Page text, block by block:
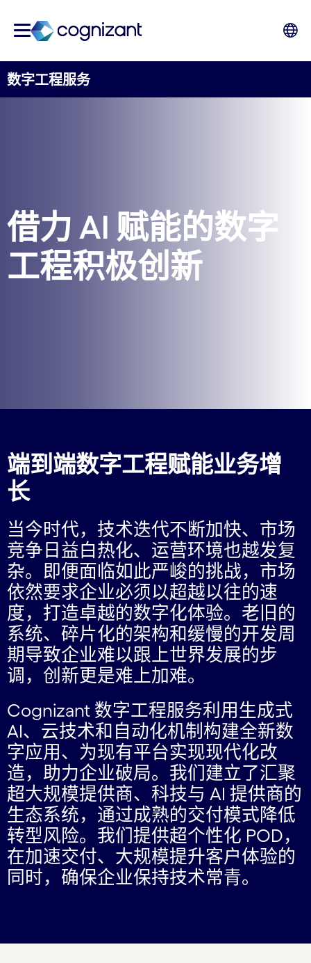
数字工程服务
借力 AI 赋能的数字
工程积极创新
端到端数字工程赋能业务增
长
当今时代，技术迭代不断加快、市场
竞争日益白热化、运营环境也越发复
杂。即便面临如此严峻的挑战，市场
依然要求企业必须以超越以往的速
度，打造卓越的数字化体验。老旧的
系统、碎片化的架构和缓慢的开发周
期导致企业难以跟上世界发展的步
调，创新更是难上加难。
Cognizant 数字工程服务利用生成式
AI、云技术和自动化机制构建全新数
字应用、为现有平台实现现代化改
造，助力企业破局。我们建立了汇聚
超大规模提供商、科技与 AI 提供商的
生态系统，通过成熟的交付模式降低
转型风险。我们提供超个性化 POD，
在加速交付、大规模提升客户体验的
同时，确保企业保持技术常青。